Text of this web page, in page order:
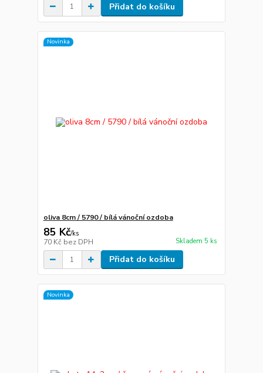
Přidat do košíku
Novinka
oliva 8cm / 5790 / bílá vánoční ozdoba
85 Kč/ks
70 Kč bez DPH Skladem 5 ks
Přidat do košíku
Novinka